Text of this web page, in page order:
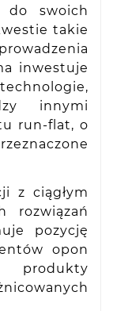
do swoich
takie
inwestuje
innymi
run-flat, o
z ciągłym
rozwiązań
pozycję
opon
produkty